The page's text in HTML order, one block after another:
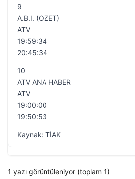
9
A.B.I. (OZET)
ATV
19:59:34
20:45:34
10
ATV ANA HABER
ATV
19:00:00
19:50:53
Kaynak: TİAK
1 yazı görüntüleniyor (toplam 1)